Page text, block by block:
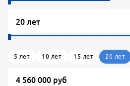
5 лет 10 лет 15 лет 20 лет